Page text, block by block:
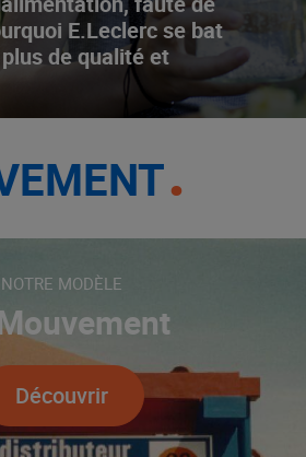
E.Leclerc se bat
de qualité et
NOTRE MODÈLE
Découvrir